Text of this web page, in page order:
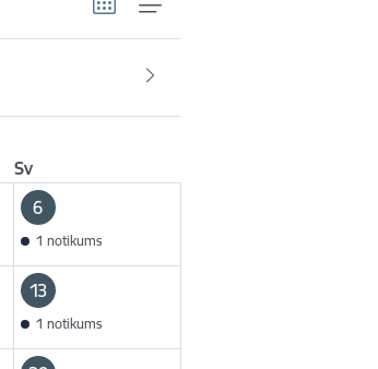
Sv
6
1 notikums
13
1 notikums